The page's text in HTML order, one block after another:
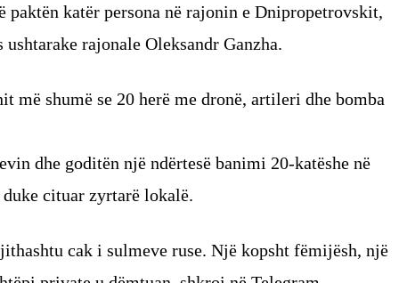
paktën katër persona në rajonin e Dnipropetrovskit,
rajonale Oleksandr Ganzha.
shumë se 20 herë me dronë, artileri dhe bomba
dhe goditën një ndërtesë banimi 20-katëshe në
cituar zyrtarë lokalë.
cak i sulmeve ruse. Një kopsht fëmijësh, një